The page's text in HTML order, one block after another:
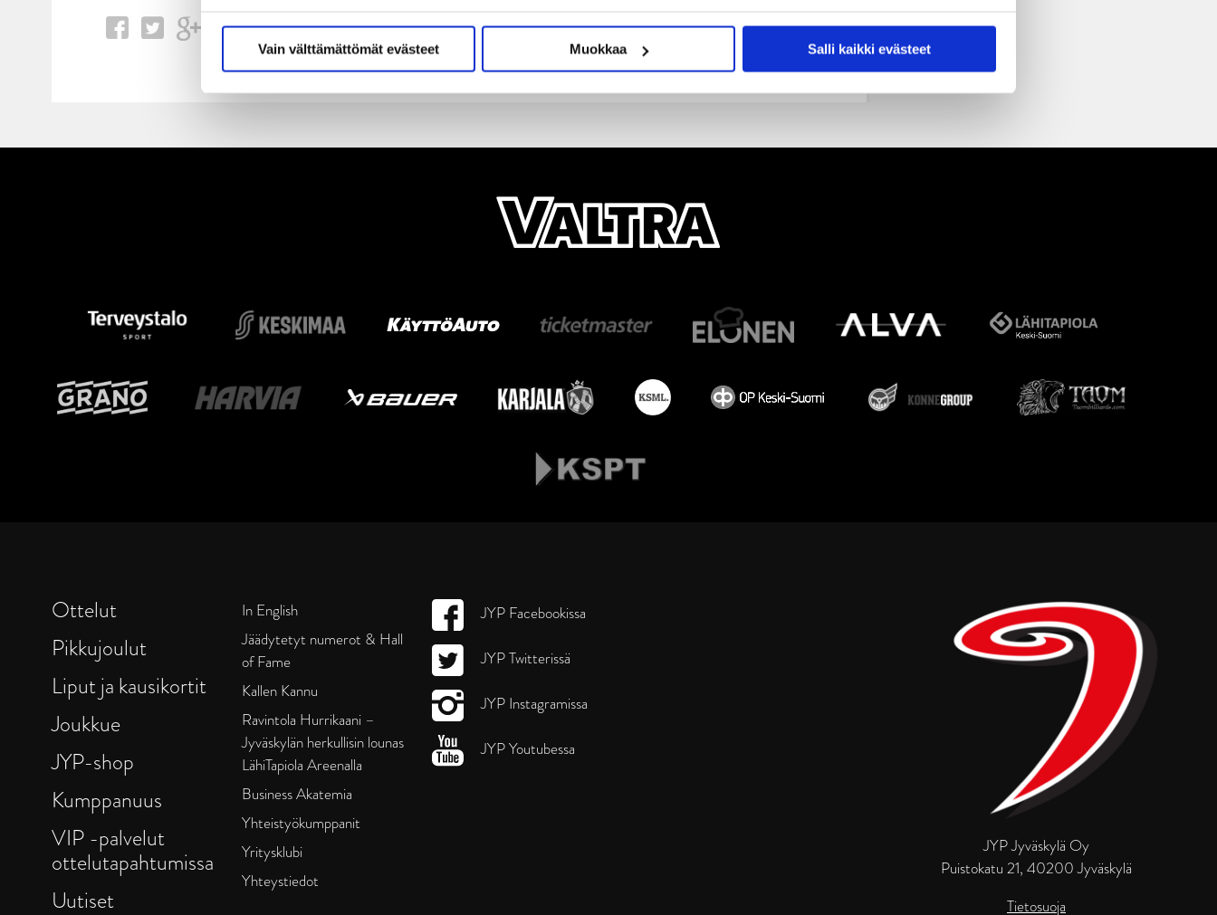
Vain välttämättömät evästeet Muokkaa Salli kaikki evästeet
JYP Jyväskylä Oy
Puistokatu 21, 40200 Jyväskylä
Tietosuoja
Ottelut
Pikkujoulut
Liput ja kausikortit
Joukkue
JYP-shop
Kumppanuus
VIP -palvelut
ottelutapahtumissa
Uutiset
In English
Jäädytetyt numerot & Hall
of Fame
Kallen Kannu
Ravintola Hurrikaani –
Jyväskylän herkullisin lounas
LähiTapiola Areenalla
Business Akatemia
Yhteistyökumppanit
Yritysklubi
Yhteystiedot
JYP Facebookissa
JYP Twitterissä
JYP Instagramissa
JYP Youtubessa